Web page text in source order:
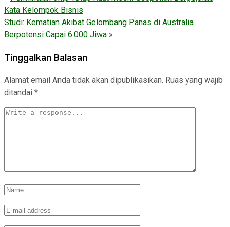
Kata Kelompok Bisnis
Studi: Kematian Akibat Gelombang Panas di Australia
Berpotensi Capai 6.000 Jiwa »
Tinggalkan Balasan
Alamat email Anda tidak akan dipublikasikan. Ruas yang wajib
ditandai *